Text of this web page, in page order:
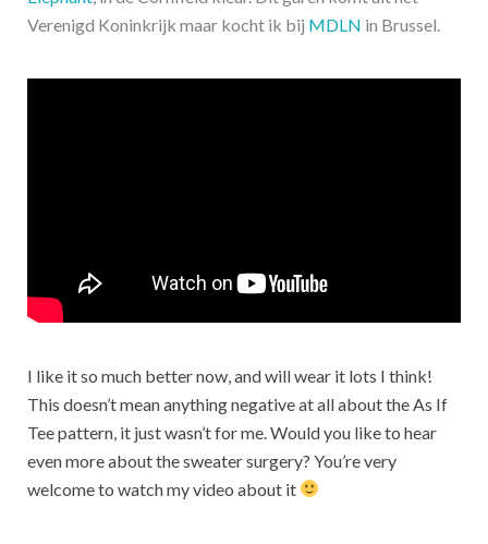
Verenigd Koninkrijk maar kocht ik bij MDLN in Brussel.
I like it so much better now, and will wear it lots I think!
This doesn’t mean anything negative at all about the As If
Tee pattern, it just wasn’t for me. Would you like to hear
even more about the sweater surgery? You’re very
welcome to watch my video about it